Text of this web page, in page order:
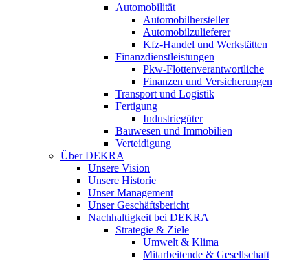
Automobilität
Automobilhersteller
Automobilzulieferer
Kfz-Handel und Werkstätten
Finanzdienstleistungen
Pkw‑Flottenverantwortliche
Finanzen und Versicherungen
Transport und Logistik
Fertigung
Industriegüter
Bauwesen und Immobilien
Verteidigung
Über DEKRA
Unsere Vision
Unsere Historie
Unser Management
Unser Geschäftsbericht
Nachhaltigkeit bei DEKRA
Strategie & Ziele
Umwelt & Klima
Mitarbeitende & Gesellschaft